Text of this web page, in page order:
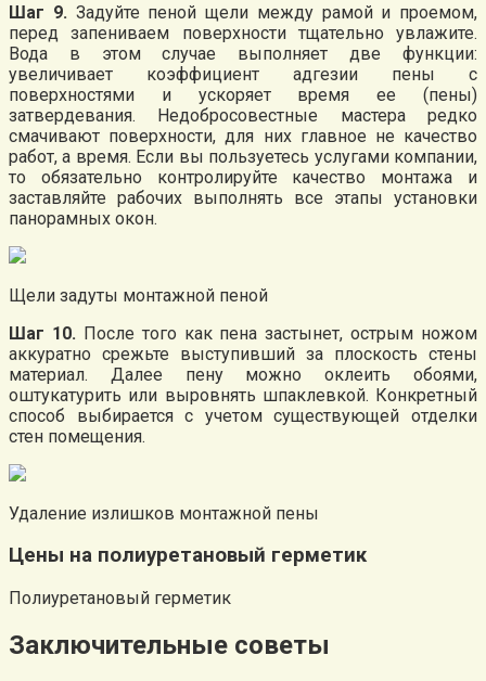
Шаг 9. Задуйте пеной щели между рамой и проемом,
перед запениваем поверхности тщательно увлажите.
Вода в этом случае выполняет две функции:
увеличивает коэффициент адгезии пены с
поверхностями и ускоряет время ее (пены)
затвердевания. Недобросовестные мастера редко
смачивают поверхности, для них главное не качество
работ, а время. Если вы пользуетесь услугами компании,
то обязательно контролируйте качество монтажа и
заставляйте рабочих выполнять все этапы установки
панорамных окон.
Щели задуты монтажной пеной
Шаг 10. После того как пена застынет, острым ножом
аккуратно срежьте выступивший за плоскость стены
материал. Далее пену можно оклеить обоями,
оштукатурить или выровнять шпаклевкой. Конкретный
способ выбирается с учетом существующей отделки
стен помещения.
Удаление излишков монтажной пены
Цены на полиуретановый герметик
Полиуретановый герметик
Заключительные советы